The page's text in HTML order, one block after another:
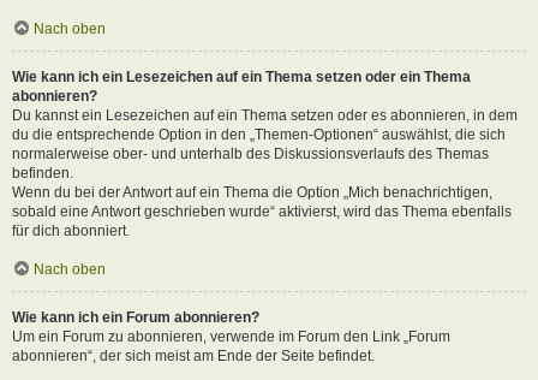
Nach oben
Wie kann ich ein Lesezeichen auf ein Thema setzen oder ein Thema
abonnieren?
Du kannst ein Lesezeichen auf ein Thema setzen oder es abonnieren, in dem
du die entsprechende Option in den „Themen-Optionen“ auswählst, die sich
normalerweise ober- und unterhalb des Diskussionsverlaufs des Themas
befinden.
Wenn du bei der Antwort auf ein Thema die Option „Mich benachrichtigen,
sobald eine Antwort geschrieben wurde“ aktivierst, wird das Thema ebenfalls
für dich abonniert.
Nach oben
Wie kann ich ein Forum abonnieren?
Um ein Forum zu abonnieren, verwende im Forum den Link „Forum
abonnieren“, der sich meist am Ende der Seite befindet.